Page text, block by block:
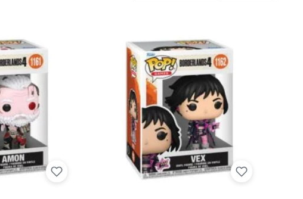
più
recente